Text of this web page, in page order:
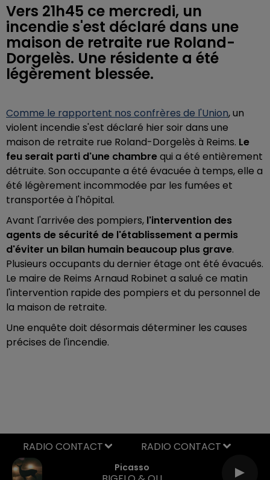
Vers 21h45 ce mercredi, un
incendie s'est déclaré dans une
maison de retraite rue Roland-
Dorgelès. Une résidente a été
légèrement blessée.
Comme le rapportent nos confrères de l'Union, un
violent incendie s'est déclaré hier soir dans une
maison de retraite rue Roland-Dorgelès à Reims. Le
feu serait parti d'une chambrequi a été entièrement
détruite. Son occupante a été évacuée à temps, elle a
été légèrement incommodée par les fumées et
transportée à l'hôpital.
Avant l'arrivée des pompiers, l'intervention des
agents de sécurité de l'établissement a permis
d'éviter un bilan humain beaucoup plus grave.
Plusieurs occupants du dernier étage ont été évacués.
Le maire de Reims Arnaud Robinet a salué ce matin
l'intervention rapide des pompiers et du personnel de
la maison de retraite.
Une enquête doit désormais déterminer les causes
précises de l'incendie.
Picasso
RADIO CONTACT